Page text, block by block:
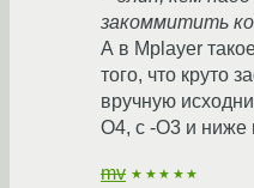
закоммитить
А в Mplayer
того, что круто
вручную
O4, с -O3 и ниже
mv ★★★★★